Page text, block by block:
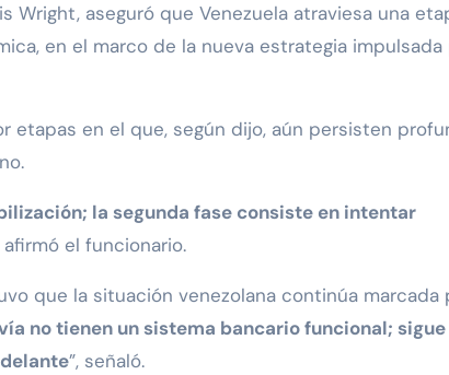
en el marco de la nueva estrategia impulsada
en el que, según dijo, aún persisten
la segunda fase consiste en intentar
afirmó el funcionario.
que la situación venezolana continúa marcada
no tienen un sistema bancario funcional; sigue
”, señaló.